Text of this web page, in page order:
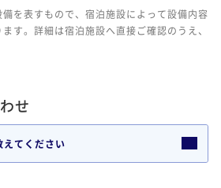
を表すもので、宿泊施設によって設備内容
す。詳細は宿泊施設へ直接ご確認のうえ、
せ
えてください